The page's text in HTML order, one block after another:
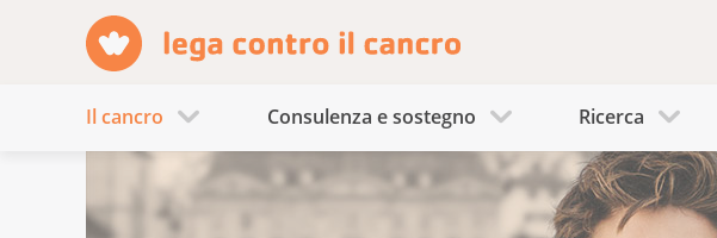
Il cancro Consulenza e sostegno Ricerca